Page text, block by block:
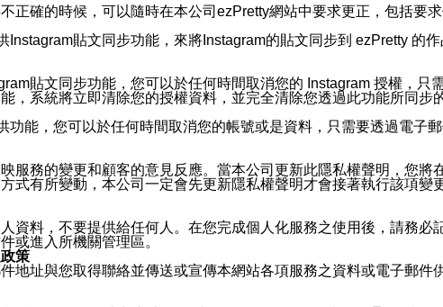
正確的時候，可以隨時在本公司ezPretty網站中要求更正，包括要求
Instagram貼文同步功能，來將Instagram的貼文同步到 ezPretty 的
貼文同步功能，您可以於任何時間取消您的 Instagram 授權，
，系統將立即清除您的授權資料，並完全清除您透過此功能所同步
功能，您可以於任何時間取消您的帳號或是資料，只需要透過電子
服務的變更和顧客的意見反應。當本公司更新此隱私權聲明，您
式有所變動，本公司一定會先更新隱私權聲明才會接著執行該項
資料，不要提供給任何人。在您完成個人化服務之使用後，請務
或進入所機關管理區。
策
地址與您取得聯絡並傳送或宣傳本網站各項服務之資料或電子郵